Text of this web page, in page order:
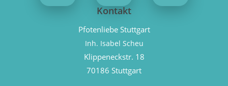
Kontakt
Pfotenliebe Stuttgart
Inh. Isabel Scheu
Klippeneckstr. 18
70186 Stuttgart